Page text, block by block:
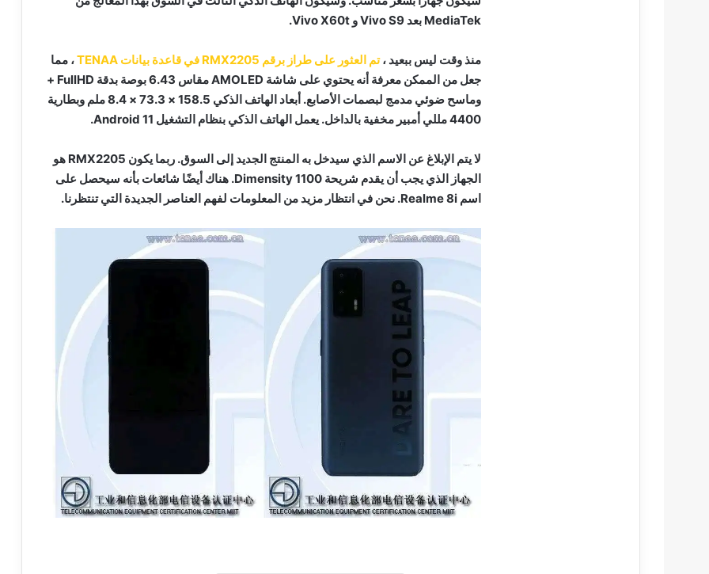
MediaTek بعد Vivo S9 و Vivo X60t.
منذ وقت ليس ببعيد ،تم العثور على طراز برقم RMX2205 في قاعدة بيانات TENAA
، مما
جعل من الممكن معرفة أنه يحتوي على شاشة AMOLED مقاس 6.43 بوصة بدقة FullHD +
وماسح ضوئي مدمج لبصمات الأصابع. أبعاد الهاتف الذكي 158.5 × 73.3 × 8.4 ملم وبطارية
4400 مللي أمبير مخفية بالداخل. يعمل الهاتف الذكي بنظام التشغيل Android 11.
لا يتم الإبلاغ عن الاسم الذي سيدخل به المنتج الجديد إلى السوق. ربما يكون RMX2205 هو
الجهاز الذي يجب أن يقدم شريحة Dimensity 1100. هناك أيضًا شائعات بأنه سيحصل على
اسم Realme 8i. نحن في انتظار مزيد من المعلومات لفهم العناصر الجديدة التي تنتظرنا.